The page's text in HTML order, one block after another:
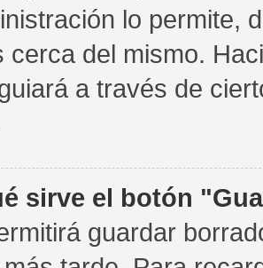
lo permite,
cerca del mismo.
a través de
sirve el botón
guardar